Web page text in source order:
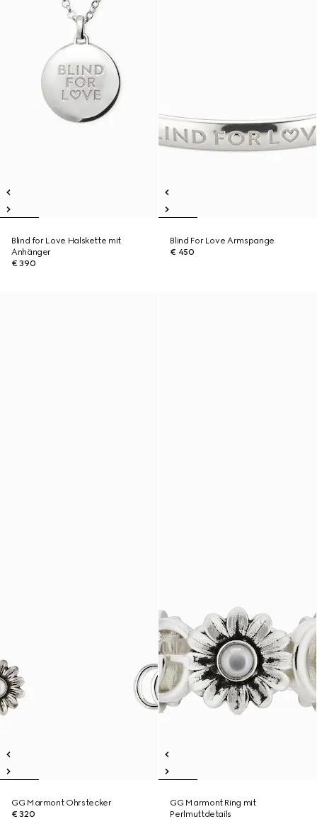
Blind for Love Halskette mit
Anhänger
€ 390
Blind For Love Armspange
€ 450
GG Marmont Ohrstecker
€ 320
GG Marmont Ring mit
Perlmuttdetails